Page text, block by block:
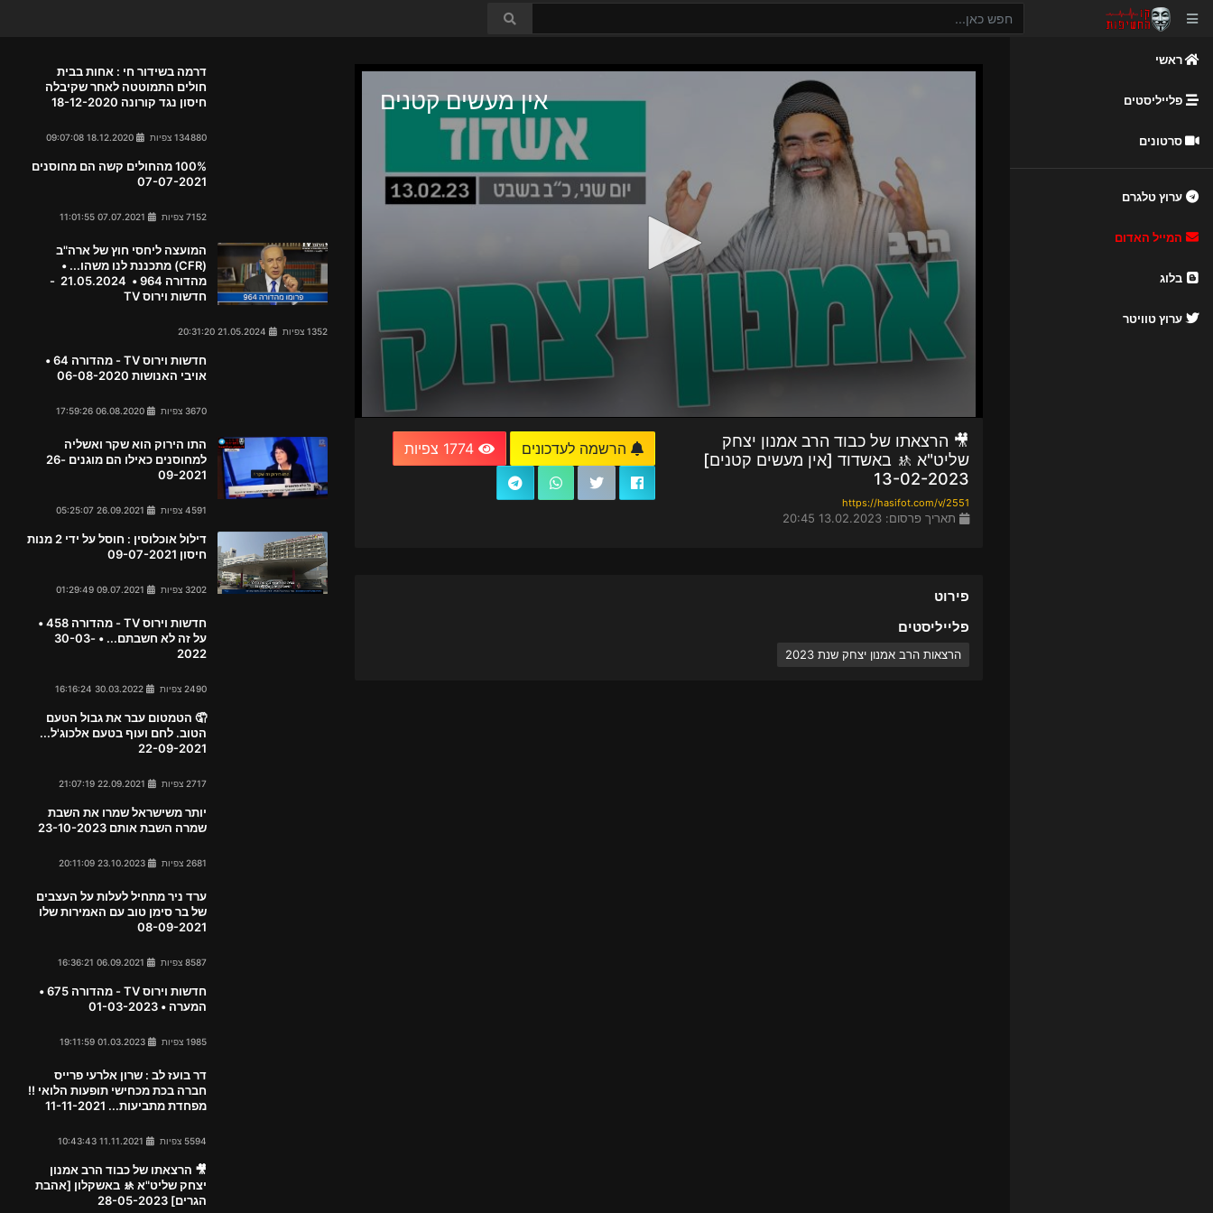
ראשי
פלייליסטים
סרטונים
ערוץ טלגרם
המייל האדום
בלוג
ערוץ טוויטר
🎥 הרצאתו של כבוד הרב אמנון יצחק
שליט"א 🚸 באשדוד [אין מעשים קטנים]
13-02-2023
https://hasifot.com/v/2551
תאריך פרסום: 13.02.2023 20:45
הרשמה לעדכונים
פירוט
פלייליסטים
הרצאות הרב אמנון יצחק שנת 2023
דרמה בשידור חי : אחות בבית
חולים התמוטטה לאחר שקיבלה
חיסון נגד קורונה 18-12-2020
134880 צפיות
100% מהחולים קשה הם מחוסנים
07-07-2021
7152 צפיות
המועצה ליחסי חוץ של ארה"ב
(CFR) מתכננת לנו משהו... •
מהדורה 964 • 21.05.2024 -
חדשות וירוס TV
1352 צפיות
חדשות וירוס TV - מהדורה 64 •
אויבי האנושות 06-08-2020
3670 צפיות
התו הירוק הוא שקר ואשליה
למחוסנים כאילו הם מוגנים 26-
09-2021
4591 צפיות
דילול אוכלוסין : חוסל על ידי 2 מנות
חיסון 09-07-2021
3202 צפיות
חדשות וירוס TV - מהדורה 458 •
על זה לא חשבתם... • 30-03-
2022
2490 צפיות
🤦 הטמטום עבר את גבול הטעם
הטוב. לחם ועוף בטעם אלכוג'ל...
22-09-2021
2717 צפיות
יותר משישראל שמרו את השבת
שמרה השבת אותם 23-10-2023
2681 צפיות
ערד ניר מתחיל לעלות על העצבים
של בר סימן טוב עם האמירות שלו
08-09-2021
8587 צפיות
חדשות וירוס TV - מהדורה 675 •
המערה • 01-03-2023
1985 צפיות
דר בועז לב : שרון אלרעי פרייס
חברה בכת מכחישי תופעות הלואי !!
מפחדת מתביעות... 11-11-2021
5594 צפיות
🎥 הרצאתו של כבוד הרב אמנון
יצחק שליט"א 🚸 באשקלון [אהבת
הגרים] 28-05-2023